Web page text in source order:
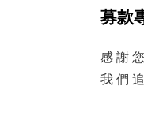
募款
感 謝
我 們